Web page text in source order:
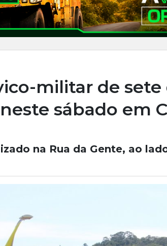
militar de
sábado em
na Rua da Gente, ao